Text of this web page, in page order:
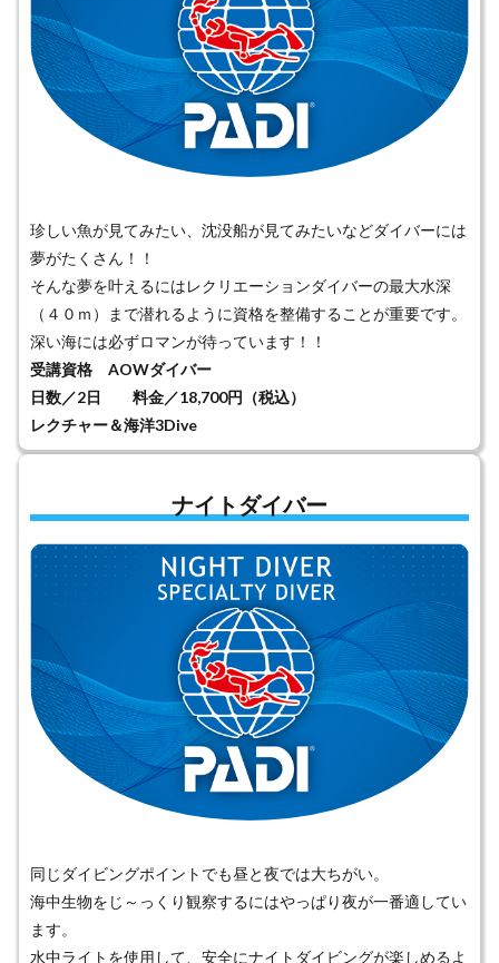
珍しい魚が見てみたい、沈没船が見てみたいなどダイバーには
夢がたくさん！！
そんな夢を叶えるにはレクリエーションダイバーの最大水深
（４０ｍ）まで潜れるように資格を整備することが重要です。
深い海には必ずロマンが待っています！！
受講資格 AOWダイバー
日数／2日 料金／18,700円（税込）
レクチャー＆海洋3Dive
ナイトダイバー
同じダイビングポイントでも昼と夜では大ちがい。
海中生物をじ～っくり観察するにはやっぱり夜が一番適してい
ます。
水中ライトを使用して、安全にナイトダイビングが楽しめるよ